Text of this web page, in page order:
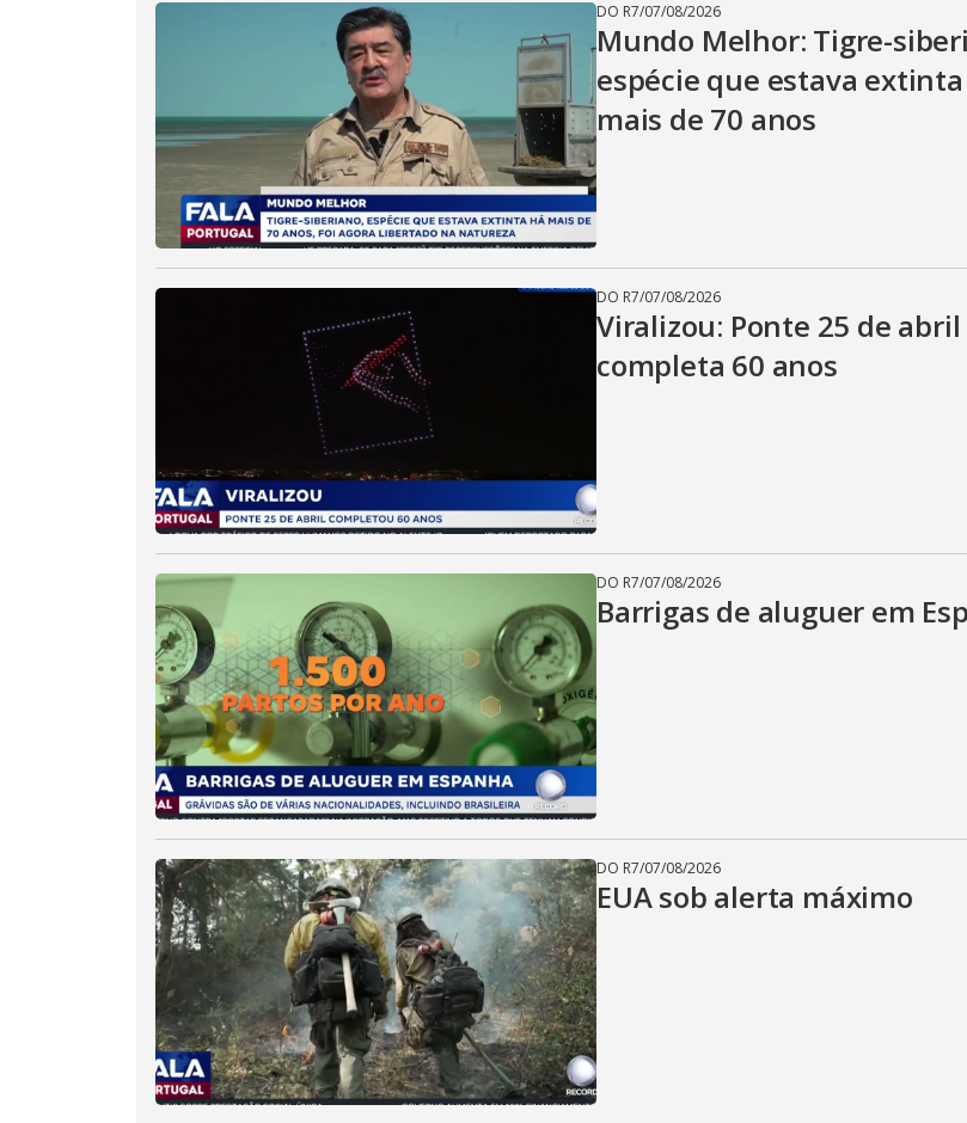
DO R7/07/08/2026
Mundo Melhor: Tigre-
espécie que estava
mais de 70 anos
DO R7/07/08/2026
Viralizou: Ponte 25 de abril
completa 60 anos
DO R7/07/08/2026
Barrigas de aluguer em
DO R7/07/08/2026
EUA sob alerta máximo